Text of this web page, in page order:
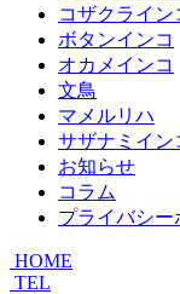
コザクライン
ボタンインコ
オカメインコ
文鳥
マメルリハ
サザナミイン
お知らせ
コラム
プライバシー
HOME
TEL